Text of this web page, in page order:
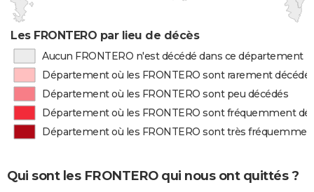
Les FRONTERO par lieu de décès
Aucun FRONTERO n'est décédé dans ce département
Département où les FRONTERO sont rarement
Département où les FRONTERO sont peu décédés
Département où les FRONTERO sont fréquemment
Département où les FRONTERO sont très
Qui sont les FRONTERO qui nous ont quittés ?